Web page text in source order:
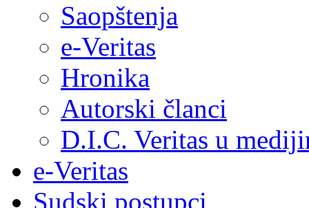
Saopštenja
e-Veritas
Hronika
Autorski članci
D.I.C. Veritas u
e-Veritas
Sudski postupci